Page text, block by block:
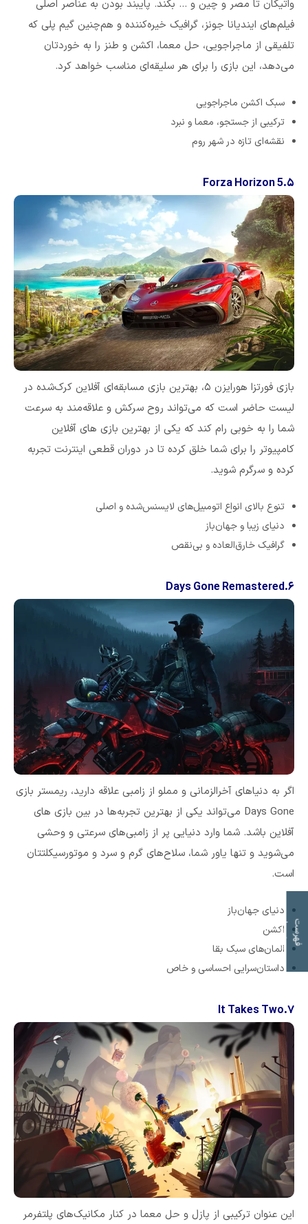
واتیکان تا مصر و چین و … بکند. پایبند بودن به عناصر اصلی
فیلم‌های ایندیانا جونز، گرافیک خیره‌کننده و هم‌چنین گیم پلی که
تلفیقی از ماجراجویی، حل معما، اکشن و طنز را به خوردتان
می‌دهد، این بازی را برای هر سلیقه‌ای مناسب خواهد کرد.
سبک اکشن ماجراجویی
ترکیبی از جستجو، معما و نبرد
نقشه‌ای تازه در شهر روم
۵.Forza Horizon 5
بازی فورتزا هورایزن ۵، بهترین بازی مسابقه‌ای آفلاین کرک‌شده در
لیست حاضر است که می‌تواند روح سرکش و علاقه‌مند به سرعت
شما را به خوبی رام کند که یکی از بهترین بازی های آفلاین
کامپیوتر را برای شما خلق کرده تا در دوران قطعی اینترنت تجربه
کرده و سرگرم شوید.
تنوع بالای انواع اتومبیل‌های لایسنس‌شده و اصلی
دنیای زیبا و جهان‌باز
گرافیک خارق‌العاده و بی‌نقص
۶.Days Gone Remastered
اگر به دنیاهای آخرالزمانی و مملو از زامبی علاقه دارید، ریمستر بازی
Days Gone می‌تواند یکی از بهترین تجربه‌ها در بین بازی های
آفلاین باشد. شما وارد دنیایی پر از زامبی‌های سرعتی و وحشی
می‌شوید و تنها یاور شما، سلاح‌های گرم و سرد و موتورسیکلتتان
است.
دنیای جهان‌باز
اکشن
المان‌های سبک بقا
داستان‌سرایی احساسی و خاص
۷.It Takes Two
این عنوان ترکیبی از پازل و حل معما در کنار مکانیک‌های پلتفرمر
ف
ه
ر
س
ت
م
و
ض
و
ع
ات